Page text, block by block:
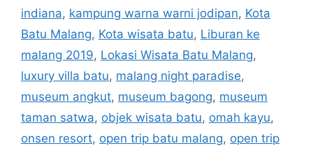
indiana, kampung warna warni jodipan, Kota
Batu Malang, Kota wisata batu, Liburan ke
malang 2019, Lokasi Wisata Batu Malang,
luxury villa batu, malang night paradise,
museum angkut, museum bagong, museum
taman satwa, objek wisata batu, omah kayu,
onsen resort, open trip batu malang, open trip